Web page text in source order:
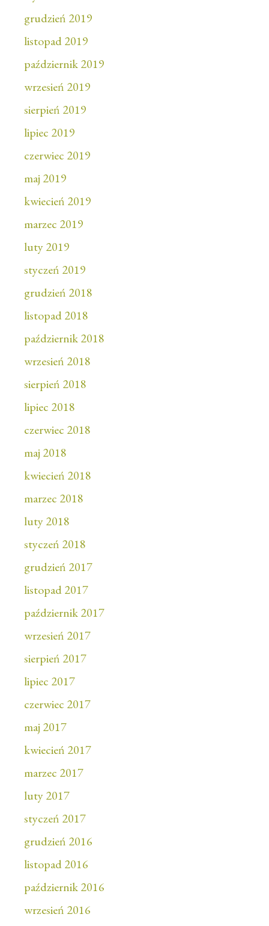
grudzień 2019
listopad 2019
październik 2019
wrzesień 2019
sierpień 2019
lipiec 2019
czerwiec 2019
maj 2019
kwiecień 2019
marzec 2019
luty 2019
styczeń 2019
grudzień 2018
listopad 2018
październik 2018
wrzesień 2018
sierpień 2018
lipiec 2018
czerwiec 2018
maj 2018
kwiecień 2018
marzec 2018
luty 2018
styczeń 2018
grudzień 2017
listopad 2017
październik 2017
wrzesień 2017
sierpień 2017
lipiec 2017
czerwiec 2017
maj 2017
kwiecień 2017
marzec 2017
luty 2017
styczeń 2017
grudzień 2016
listopad 2016
październik 2016
wrzesień 2016